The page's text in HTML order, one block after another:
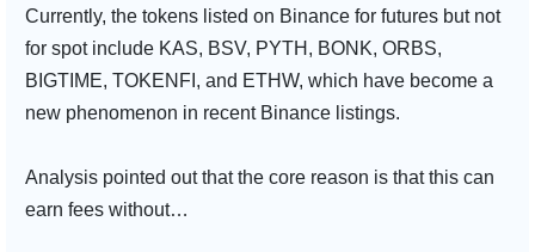
Currently, the tokens listed on Binance for futures but not
for spot include KAS, BSV, PYTH, BONK, ORBS,
BIGTIME, TOKENFI, and ETHW, which have become a
new phenomenon in recent Binance listings.
Analysis pointed out that the core reason is that this can
earn fees without…